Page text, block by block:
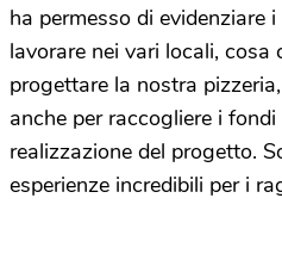
ha permesso di evidenziare
lavorare nei vari locali, cosa
progettare la nostra
anche per raccogliere i
realizzazione del progetto.
esperienze incredibili per i